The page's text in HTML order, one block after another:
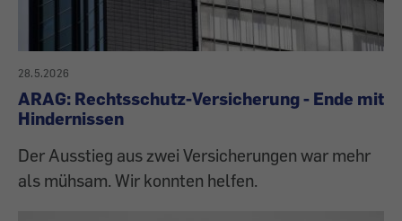
28.5.2026
ARAG: Rechtsschutz-Versicherung - Ende mit
Hindernissen
Der Ausstieg aus zwei Versicherungen war mehr
als mühsam. Wir konnten helfen.